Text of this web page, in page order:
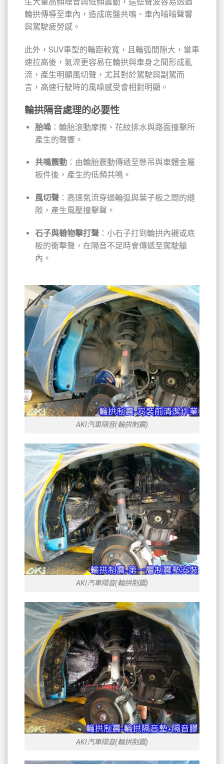
生大量高頻噪音與低頻震動，這些聲波容易透過
輪拱傳導至車內，造成底盤共鳴、車內嗡嗡聲響
與駕駛疲勞感。
此外，SUV車型的輪距較寬，且輪弧間隙大，當車
速拉高後，氣流更容易在輪拱與車身之間形成亂
流，產生明顯風切聲，尤其對於駕駛與副駕而
言，高速行駛時的風噪感受會相對明顯。
輪拱隔音處理的必要性
胎噪：輪胎滾動摩擦、花紋排水與路面撞擊所
產生的聲響。
共鳴震動：由輪胎震動傳遞至懸吊與車體金屬
板件後，產生的低頻共鳴。
風切聲：高速氣流穿過輪弧與葉子板之間的縫
隙，產生風壓撞擊聲。
石子與雜物擊打聲：小石子打到輪拱內襯或底
板的衝擊聲，在隔音不足時會傳遞至駕駛艙
內。
AKI汽車隔音(輪拱制震)
AKI汽車隔音(輪拱制震)
AKI汽車隔音(輪拱制震)